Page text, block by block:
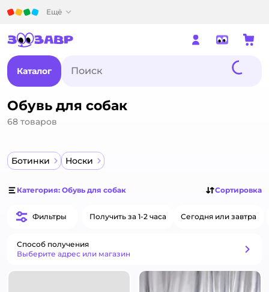
Ещё
Каталог
Обувь для собак
68 товаров
Ботинки Носки
Категория: Обувь для собак Сортировка
Фильтры Получить за 1-2 часа Сегодня или завтра
Способ получения
Выберите адрес или магазин